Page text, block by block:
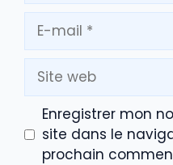
mail
Site
web
Enregistrer mon
site dans le
prochain